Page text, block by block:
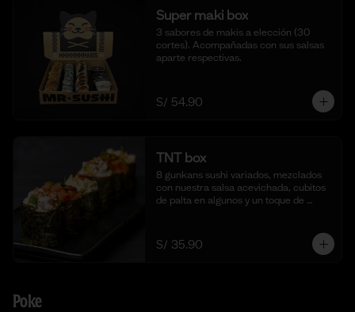
Super maki box
3 sabores de makis a elección (30
cortes). Acompañadas con sus salsas
aparte respectivas.
S/ 54.90
TNT box
8 gunkans sushi variados, mezclados
con nuestra salsa acevichada, cubitos
de palta en algunos y un toque de
S/ 35.90
Poke